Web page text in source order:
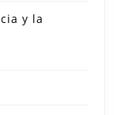
y la